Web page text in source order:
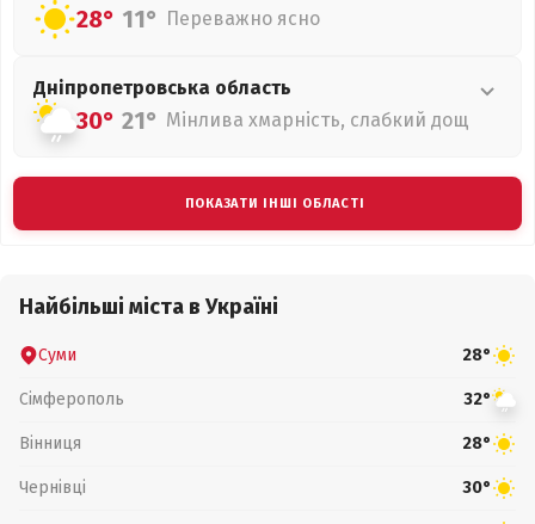
28° 11° Переважно ясно
Дніпропетровська область
30° 21° Мінлива хмарність, слабкий дощ
ПОКАЗАТИ ІНШІ ОБЛАСТІ
Найбільші міста в Україні
Суми 28°
Сімферополь 32°
Вінниця 28°
Чернівці 30°